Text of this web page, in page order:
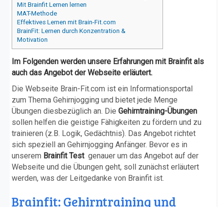
Mit Brainfit Lernen lernen
MAT-Methode
Effektives Lernen mit Brain-Fit.com
BrainFit: Lernen durch Konzentration &
Motivation
Im Folgenden werden unsere Erfahrungen mit Brainfit als
auch das Angebot der Webseite erläutert.
Die Webseite Brain-Fit.com ist ein Informationsportal
zum Thema Gehirnjogging und bietet jede Menge
Übungen diesbezüglich an. DieGehirntraining-Übungen
sollen helfen die geistige Fähigkeiten zu fördern und zu
trainieren (z.B. Logik, Gedächtnis). Das Angebot richtet
sich speziell an Gehirnjogging Anfänger. Bevor es in
unserem Brainfit Test genauer um das Angebot auf der
Webseite und die Übungen geht, soll zunächst erläutert
werden, was der Leitgedanke von Brainfit ist.
Brainfit: Gehirntraining und